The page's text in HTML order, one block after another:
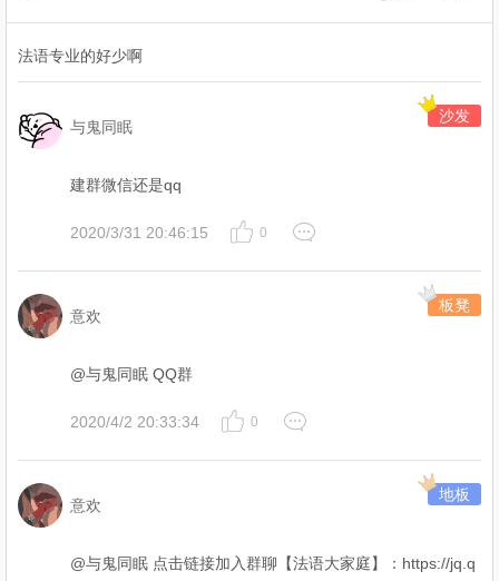
法语专业的好少啊
与鬼同眠
沙发
建群微信还是qq
2020/3/31 20:46:15 0
意欢
板凳
@与鬼同眠 QQ群
2020/4/2 20:33:34 0
意欢
地板
@与鬼同眠 点击链接加入群聊【法语大家庭】：https://jq.q